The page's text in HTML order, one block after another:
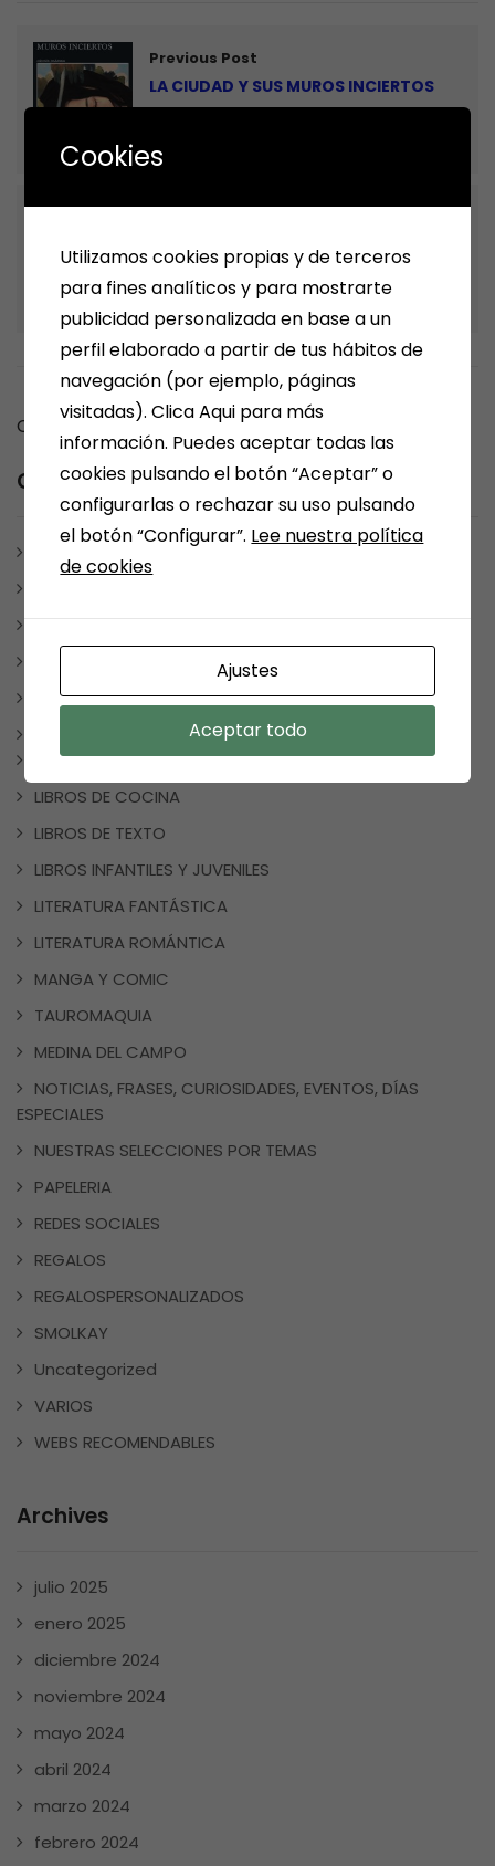
Previous Post
LA CIUDAD Y SUS MUROS INCIERTOS
de HARUKI MURAKAMI.
TENGO UN TRASTORNO BIPOLAR … ¿Y
ahora qué?
Comments are closed.
Category
BONO CULTURAL
ESCRITORES MEDINENSES Y AFINES
JUEGOS
CUADERNOS DE VACACIONES
LIBROS DE COCINA
LIBROS DE TEXTO
LIBROS INFANTILES Y JUVENILES
LITERATURA FANTÁSTICA
LITERATURA ROMÁNTICA
MANGA Y COMIC
TAUROMAQUIA
MEDINA DEL CAMPO
NOTICIAS, FRASES, CURIOSIDADES, EVENTOS, DÍAS
ESPECIALES
NUESTRAS SELECCIONES POR TEMAS
PAPELERIA
REDES SOCIALES
REGALOS
REGALOSPERSONALIZADOS
SMOLKAY
Uncategorized
VARIOS
WEBS RECOMENDABLES
Archives
julio 2025
enero 2025
diciembre 2024
noviembre 2024
mayo 2024
abril 2024
marzo 2024
febrero 2024
Cookies
Utilizamos cookies propias y de terceros
para fines analíticos y para mostrarte
publicidad personalizada en base a un
perfil elaborado a partir de tus hábitos de
navegación (por ejemplo, páginas
visitadas). Clica Aqui para más
información. Puedes aceptar todas las
cookies pulsando el botón “Aceptar” o
configurarlas o rechazar su uso pulsando
el botón “Configurar”. Lee nuestra política
de cookies
Ajustes
Aceptar todo